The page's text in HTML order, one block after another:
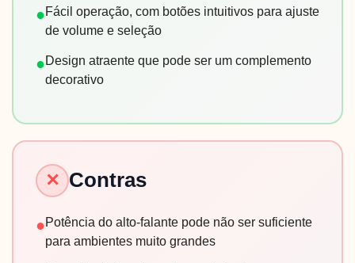
●Fácil operação, com botões intuitivos para ajuste
de volume e seleção
●Design atraente que pode ser um complemento
decorativo
✕ Contras
●Potência do alto-falante pode não ser suficiente
para ambientes muito grandes